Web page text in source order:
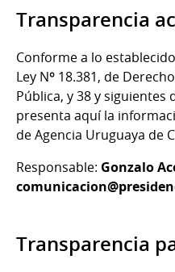
Transparencia
Conforme a lo
Ley Nº 18.381, de
Pública, y 38 y siguientes
presenta aquí la
de Agencia Uruguaya de
Responsable: Gonzalo
Transparencia